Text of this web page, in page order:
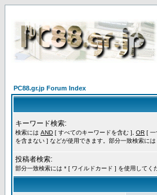
PC88.gr.jp Forum Index
キーワード検索:
検索には AND [ すべてのキーワードを含む ], OR [ 一
を含まない ] などが使用できます。部分一致検索に
投稿者検索:
部分一致検索には * [ ワイルドカード ] を使用してく